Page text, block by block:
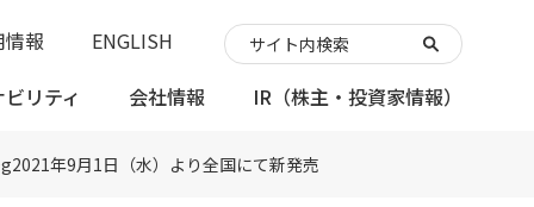
リティ 会社情報 IR （株主・投資家情報）
報 ENGLISH
年9月1日（水）より全国にて新発売